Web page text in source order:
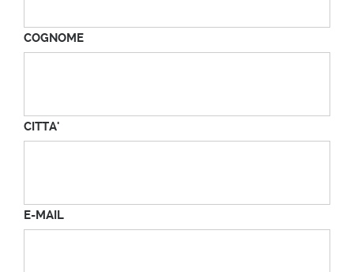
COGNOME
CITTA'
E-MAIL